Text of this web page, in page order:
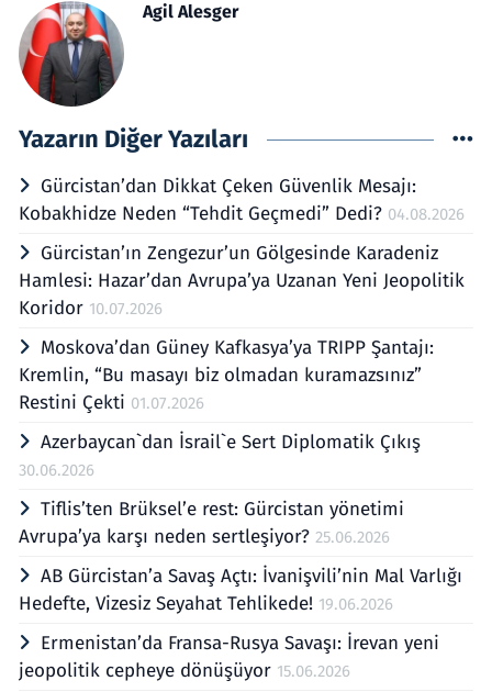
Agil Alesger
Yazarın Diğer Yazıları
Gürcistan’dan Dikkat Çeken Güvenlik Mesajı:
Kobakhidze Neden “Tehdit Geçmedi” Dedi? 04.08.2026
Gürcistan’ın Zengezur’un Gölgesinde Karadeniz
Hamlesi: Hazar’dan Avrupa’ya Uzanan Yeni Jeopolitik
Koridor 10.07.2026
Moskova’dan Güney Kafkasya’ya TRIPP Şantajı:
Kremlin, “Bu masayı biz olmadan kuramazsınız”
Restini Çekti 01.07.2026
Azerbaycan`dan İsrail`e Sert Diplomatik Çıkış
30.06.2026
Tiflis’ten Brüksel’e rest: Gürcistan yönetimi
Avrupa’ya karşı neden sertleşiyor? 25.06.2026
AB Gürcistan’a Savaş Açtı: İvanişvili’nin Mal Varlığı
Hedefte, Vizesiz Seyahat Tehlikede! 19.06.2026
Ermenistan’da Fransa-Rusya Savaşı: İrevan yeni
jeopolitik cepheye dönüşüyor 15.06.2026